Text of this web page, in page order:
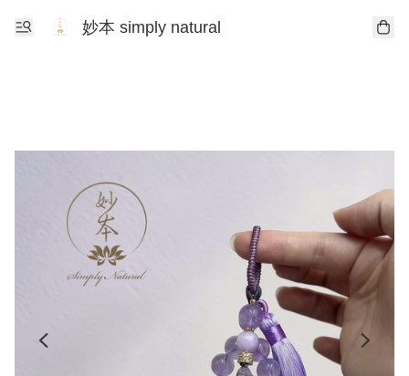
妙本 simply natural